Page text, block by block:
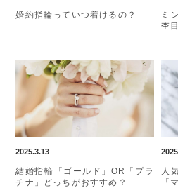
婚約指輪っていつ着けるの？
ミ
杢
2025.3.13
結婚指輪「ゴールド」OR「プラ
チナ」どっちがおすすめ？
人
「